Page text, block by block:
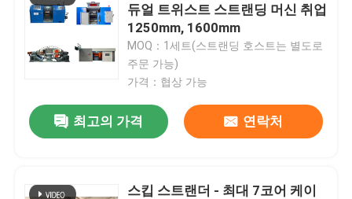
듀얼 트위스트 스트랜딩 머신 취업
1250mm, 1600mm
MOQ：1세트(스트랜딩 호스트는 별도로
주문 가능)
가격：협상 가능
최고의 가격 연락처
스킵 스트랜더 - 최대 7코어 케이